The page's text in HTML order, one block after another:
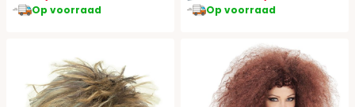
Op voorraad Op voorraad